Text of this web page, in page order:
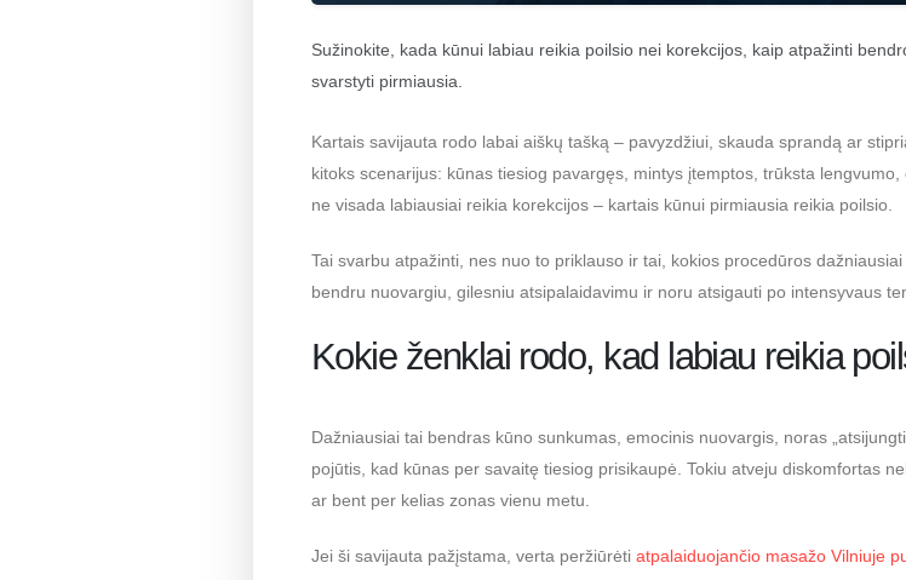
Sužinokite, kada kūnui labiau reikia poilsio nei korekcijos, kaip atpažinti
svarstyti pirmiausia.
Kartais savijauta rodo labai aiškų tašką – pavyzdžiui, skauda sprandą ar
kitoks scenarijus: kūnas tiesiog pavargęs, mintys įtemptos, trūksta
ne visada labiausiai reikia korekcijos – kartais kūnui pirmiausia reikia poilsio.
Tai svarbu atpažinti, nes nuo to priklauso ir tai, kokios procedūros
bendru nuovargiu, gilesniu atsipalaidavimu ir noru atsigauti po intensyvaus
Kokie ženklai rodo, kad labiau reikia
Dažniausiai tai bendras kūno sunkumas, emocinis nuovargis, noras
pojūtis, kad kūnas per savaitę tiesiog prisikaupė. Tokiu atveju diskomfortas
ar bent per kelias zonas vienu metu.
Jei ši savijauta pažįstama, verta peržiūrėti atpalaiduojančio masažo Vilniuje